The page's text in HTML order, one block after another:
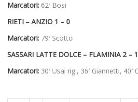
Marcatori: 62′ Bosi
RIETI – ANZIO 1 – 0
Marcatori: 79′ Scotto
SASSARI LATTE DOLCE – FLAMINIA 2 – 1
Marcatori: 30′ Usai rig., 36′ Giannetti, 40′